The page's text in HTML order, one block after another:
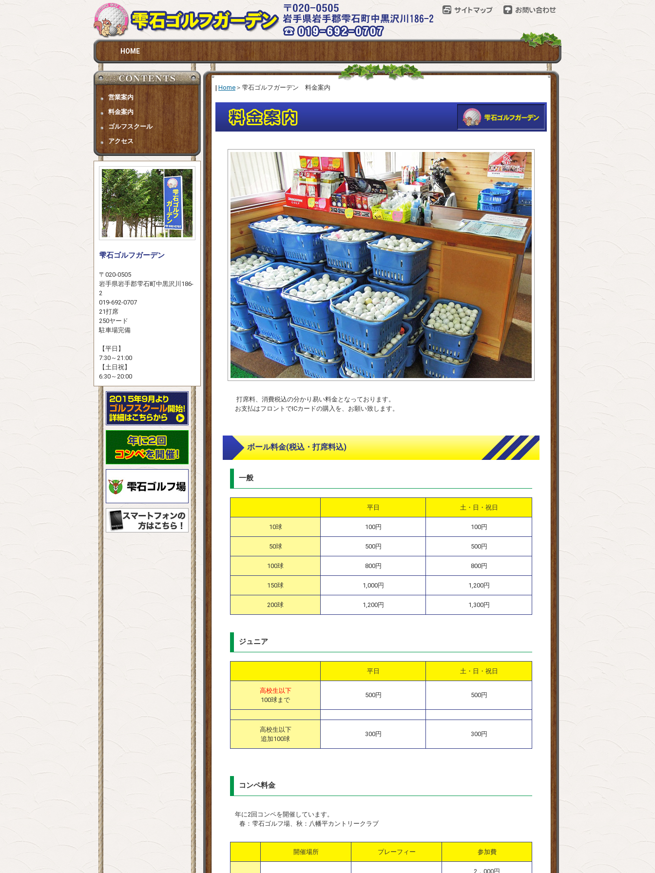
HOME
営業案内
料金案内
ゴルフスクール
アクセス
雫石ゴルフガーデン
〒020-0505
岩手県岩手郡雫石町中黒沢川186-
2
019-692-0707
21打席
250ヤード
駐車場完備
【平日】
7:30～21:00
【土日祝】
6:30～20:00
Home ＞雫石ゴルフガーデン 料金案内
打席料、消費税込の分かり易い料金となっております。
お支払はフロントでICカードの購入を、お願い致します。
ボール料金(税込・打席料込)
一般
平日 土・日・祝日
10球 100円 100円
50球 500円 500円
100球 800円 800円
150球 1,000円 1,200円
200球 1,200円 1,300円
ジュニア
平日 土・日・祝日
高校生以下
100球まで
500円 500円
高校生以下
追加100球
300円 300円
コンペ料金
年に2回コンペを開催しています。
春：雫石ゴルフ場、秋：八幡平カントリークラブ
開催場所 プレーフィー 参加費
2，000円